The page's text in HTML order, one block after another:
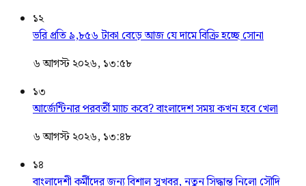
১২
ভরি প্রতি ৯,৮৫৬ টাকা বেড়ে আজ যে দামে বিক্রি হচ্ছে সোনা
৬ আগস্ট ২০২৬, ১৩:৫৮
১৩
আর্জেন্টিনার পরবর্তী ম্যাচ কবে? বাংলাদেশ সময় কখন হবে খেলা
৬ আগস্ট ২০২৬, ১৩:৪৮
১৪
বাংলাদেশী কর্মীদের জন্য বিশাল সুখবর, নতুন সিদ্ধান্ত নিলো সৌদি